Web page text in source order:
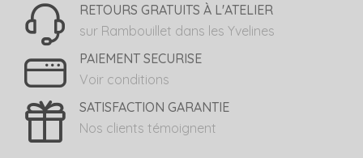
RETOURS GRATUITS À L'ATELIER
sur Rambouillet dans les Yvelines
PAIEMENT SECURISE
Voir conditions
SATISFACTION GARANTIE
Nos clients témoignent